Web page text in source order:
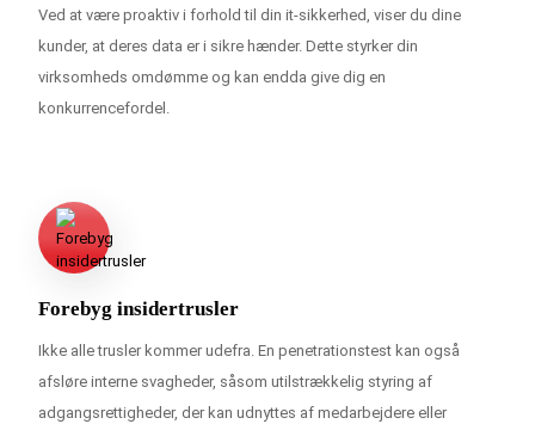
Ved at være proaktiv i forhold til din it-sikkerhed, viser du dine
kunder, at deres data er i sikre hænder. Dette styrker din
virksomheds omdømme og kan endda give dig en
konkurrencefordel.
Forebyg insidertrusler
Ikke alle trusler kommer udefra. En penetrationstest kan også
afsløre interne svagheder, såsom utilstrækkelig styring af
adgangsrettigheder, der kan udnyttes af medarbejdere eller